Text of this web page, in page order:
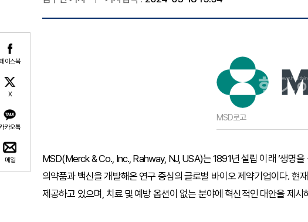
이스북
X
카오톡
메일
MSD로고
MSD(Merck & Co., Inc., Rahway, NJ, USA)는 1891년 설립 이래 ‘생명
의약품과 백신을 개발해온 연구 중심의 글로벌 바이오 제약기업이다. 현
제공하고 있으며, 치료 및 예방 옵션이 없는 분야에 혁신적인 대안을 제